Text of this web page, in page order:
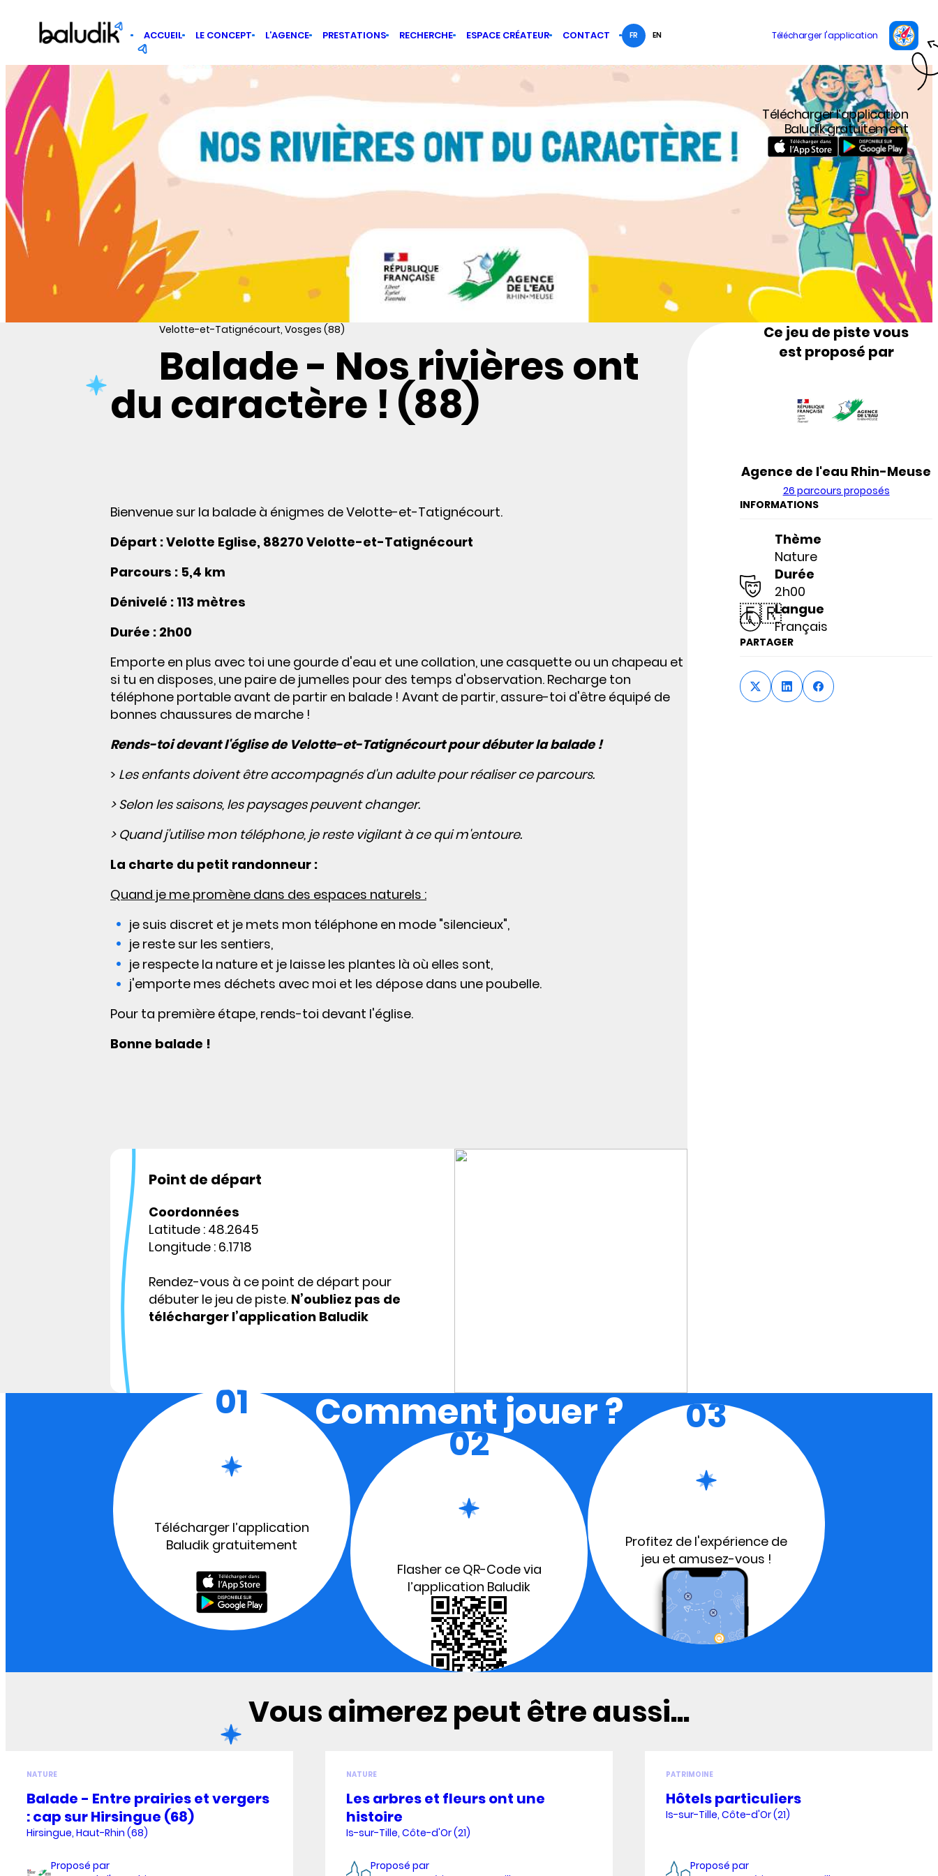
ACCUEIL LE CONCEPT L’AGENCE PRESTATIONS RECHERCHE ESPACE CRÉATEUR CONTACT FR EN
Télécharger l’application
Baludik gratuitement
Velotte-et-Tatignécourt, Vosges (88)
Balade - Nos rivières ont
du caractère ! (88)
Bienvenue sur la balade à énigmes de Velotte-et-Tatignécourt.
Départ : Velotte Eglise, 88270 Velotte-et-Tatignécourt
Parcours : 5,4 km
Dénivelé : 113 mètres
Durée : 2h00
Emporte en plus avec toi une gourde d'eau et une collation, une casquette ou un chapeau et
si tu en disposes, une paire de jumelles pour des temps d'observation. Recharge ton
téléphone portable avant de partir en balade ! Avant de partir, assure-toi d'être équipé de
bonnes chaussures de marche !
Rends-toi devant l'église de Velotte-et-Tatignécourt pour débuter la balade !
> Les enfants doivent être accompagnés d'un adulte pour réaliser ce parcours.
> Selon les saisons, les paysages peuvent changer.
> Quand j'utilise mon téléphone, je reste vigilant à ce qui m'entoure.
La charte du petit randonneur :
Quand je me promène dans des espaces naturels :
je suis discret et je mets mon téléphone en mode "silencieux",
je reste sur les sentiers,
je respecte la nature et je laisse les plantes là où elles sont,
j'emporte mes déchets avec moi et les dépose dans une poubelle.
Pour ta première étape, rends-toi devant l'église.
Bonne balade !
Point de départ
Coordonnées
Latitude : 48.2645
Longitude : 6.1718
Rendez-vous à ce point de départ pour
débuter le jeu de piste. N’oubliez pas de
télécharger l’application Baludik
Ce jeu de piste vous
est proposé par
Agence de l'eau Rhin-Meuse
26 parcours proposés
INFORMATIONS
Thème
Nature
Durée
2h00
🇫🇷Langue
Français
PARTAGER
Comment jouer ?
01
Télécharger l’application
Baludik gratuitement
02
Flasher ce QR-Code via
l’application Baludik
03
Profitez de l'expérience de
jeu et amusez-vous !
Vous aimerez peut être aussi...
NATURE
Balade - Entre prairies et vergers
: cap sur Hirsingue (68)
Hirsingue, Haut-Rhin (68)
Proposé par
NATURE
Les arbres et fleurs ont une
histoire
Is-sur-Tille, Côte-d'Or (21)
Proposé par
PATRIMOINE
Hôtels particuliers
Is-sur-Tille, Côte-d'Or (21)
Proposé par